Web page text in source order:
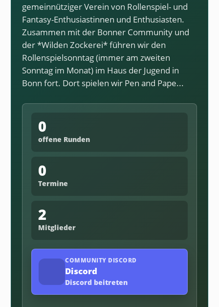
gemeinnütziger Verein von Rollenspiel- und
Fantasy-Enthusiastinnen und Enthusiasten.
Zusammen mit der Bonner Community und
der *Wilden Zockerei* führen wir den
Rollenspielsonntag (immer am zweiten
Sonntag im Monat) im Haus der Jugend in
Bonn fort. Dort spielen wir Pen and Pape...
0
offene Runden
0
Termine
2
Mitglieder
COMMUNITY DISCORD
Discord
Discord beitreten